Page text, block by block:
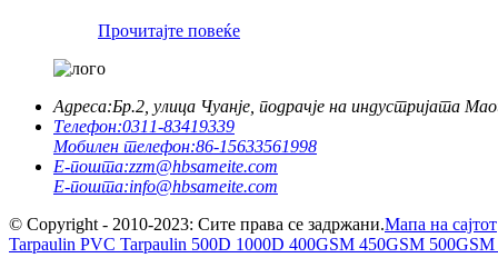
Прочитајте повеќе
Адреса:Бр.2, улица Чуанје, подрачје на индустријата
Телефон:0311-83419339
Мобилен телефон:86-15633561998
Е-пошта:zzm@hbsameite.com
Е-пошта:info@hbsameite.com
© Copyright - 2010-2023: Сите права се задржани.Мапа на сајтот
Tarpaulin PVC Tarpaulin 500D 1000D 400GSM 450GSM